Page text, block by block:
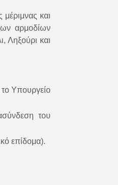
και
αρμοδίων
Ληξούρι και
το Υπουργείο
του
επίδομα).